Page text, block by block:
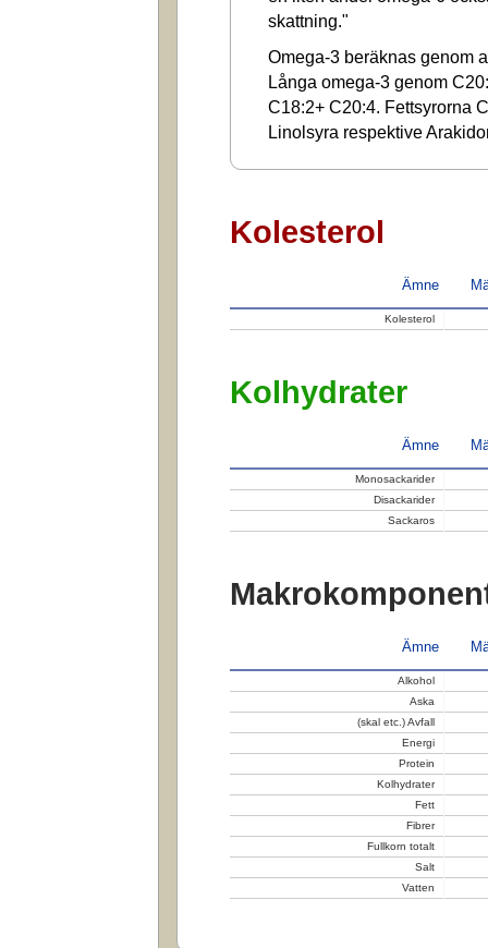
skattning."
Omega-3 beräknas genom
Långa omega-3 genom
C18:2+ C20:4. Fettsyrorna
Linolsyra respektive
Kolesterol
Ämne
Kolesterol
Kolhydrater
Ämne
Monosackarider
Disackarider
Sackaros
Ämne
Alkohol
Aska
(skal etc.) Avfall
Energi
Protein
Kolhydrater
Fett
Fibrer
Fullkorn totalt
Salt
Vatten